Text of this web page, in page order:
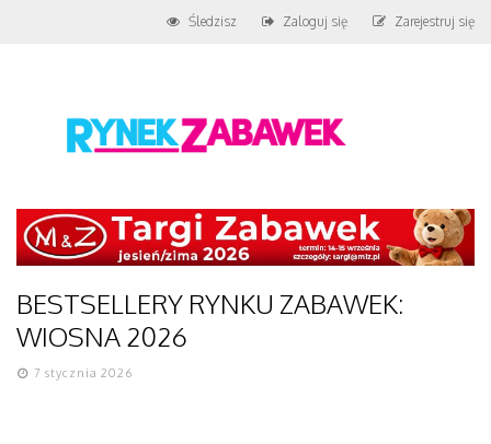
Śledzisz Zaloguj się Zarejestruj się
BESTSELLERY RYNKU ZABAWEK:
WIOSNA 2026
7 stycznia 2026